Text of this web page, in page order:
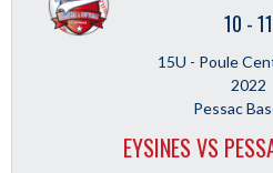
10 -11
15U - Poule
2022
Pessac
EYSINES VS